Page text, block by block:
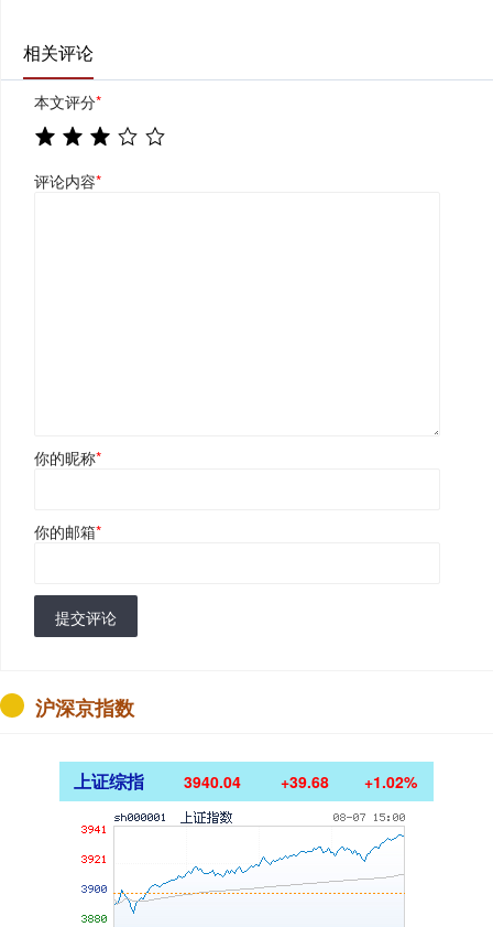
相关评论
本文评分*
评论内容*
你的昵称*
你的邮箱*
提交评论
沪深京指数
上证综指 3940.04 +39.68 +1.02%